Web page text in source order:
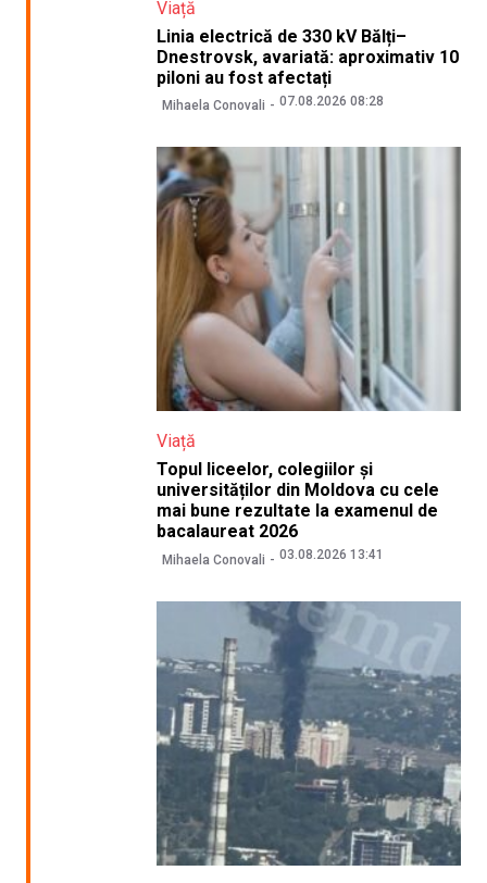
Viață
Linia electrică de 330 kV Bălți–
Dnestrovsk, avariată: aproximativ 10
piloni au fost afectați
Mihaela Conovali 07.08.2026 08:28
Viață
Topul liceelor, colegiilor și
universităților din Moldova cu cele
mai bune rezultate la examenul de
bacalaureat 2026
Mihaela Conovali 03.08.2026 13:41